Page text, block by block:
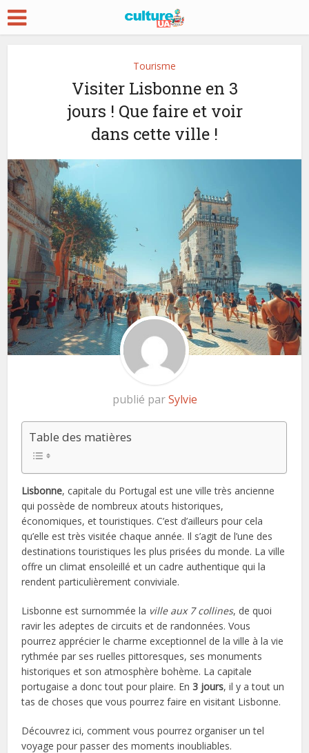
Tourisme
Visiter Lisbonne en 3
jours ! Que faire et voir
dans cette ville !
publié parSylvie
Table des matières
Lisbonne, capitale du Portugal est une ville très ancienne
qui possède de nombreux atouts historiques,
économiques, et touristiques. C’est d’ailleurs pour cela
qu’elle est très visitée chaque année. Il s’agit de l’une des
destinations touristiques les plus prisées du monde. La ville
offre un climat ensoleillé et un cadre authentique qui la
rendent particulièrement conviviale.
Lisbonne est surnommée la ville aux 7 collines, de quoi
ravir les adeptes de circuits et de randonnées. Vous
pourrez apprécier le charme exceptionnel de la ville à la vie
rythmée par ses ruelles pittoresques, ses monuments
historiques et son atmosphère bohème. La capitale
portugaise a donc tout pour plaire. En3 jours, il y a tout un
tas de choses que vous pourrez faire en visitant Lisbonne.
Découvrez ici, comment vous pourrez organiser un tel
voyage pour passer des moments inoubliables.